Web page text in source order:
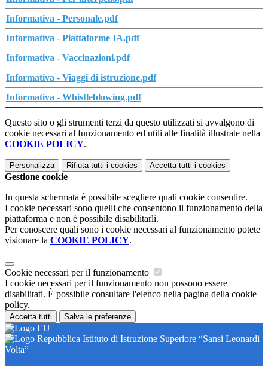
Informativa - Personale.pdf
Informativa - Piattaforme IA.pdf
Informativa - Vaccinazioni.pdf
Informativa - Viaggi di istruzione.pdf
Informativa - Whistleblowing.pdf
Questo sito o gli strumenti terzi da questo utilizzati si avvalgono di
cookie necessari al funzionamento ed utili alle finalità illustrate nella
COOKIE POLICY.
Personalizza Rifiuta tutti i cookies Accetta tutti i cookies
Gestione cookie
In questa schermata è possibile scegliere quali cookie consentire.
I cookie necessari sono quelli che consentono il funzionamento della
piattaforma e non è possibile disabilitarli.
Per conoscere quali sono i cookie necessari al funzionamento potete
visionare la COOKIE POLICY.
Cookie necessari per il funzionamento
I cookie necessari per il funzionamento non possono essere
disabilitati. È possibile consultare l'elenco nella pagina della cookie
policy.
Accetta tutti Salva le preferenze
Istituto di Istruzione Superiore “Sansi Leonardi
Volta”